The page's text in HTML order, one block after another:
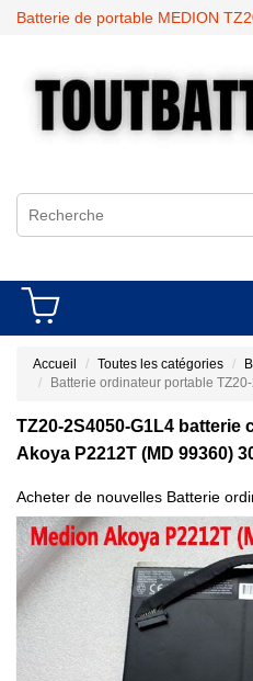
Batterie de portable MEDION
Accueil Toutes les catégories
Batterie ordinateur portable
TZ20-2S4050-G1L4 batterie
Akoya P2212T (MD 99360)
Acheter de nouvelles Batterie
G1L4, de haute qualité et à bas